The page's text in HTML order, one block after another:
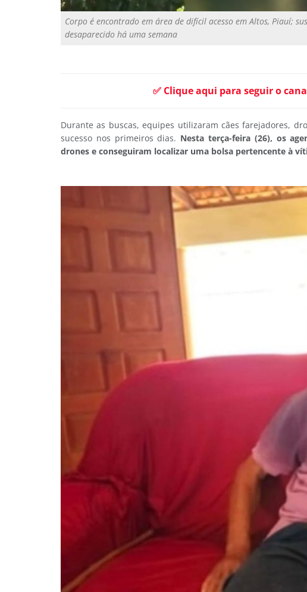
Corpo é encontrado em área de difícil acesso em Altos, Piauí;
desaparecido há uma semana
✅ Clique aqui para seguir o
Durante as buscas, equipes utilizaram cães farejadores,
sucesso nos primeiros dias. Nesta terça-feira (26), os
drones e conseguiram localizar uma bolsa pertencente à